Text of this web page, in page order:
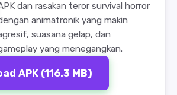
dan rasakan teror survival horror
animatronik yang makin
suasana gelap, dan
yang menegangkan.
APK (116.3 MB)